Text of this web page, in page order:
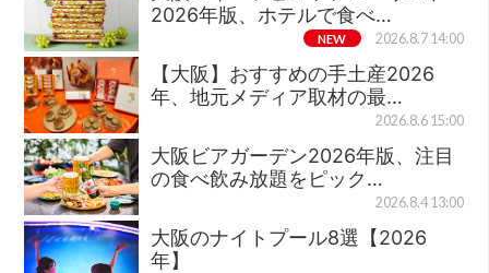
2026年版、ホテルで食べ…
NEW 2026.8.7 14:00
【大阪】おすすめの手土産2026
年、地元メディア取材の最…
2026.8.6 15:00
大阪ビアガーデン2026年版、注目
の食べ飲み放題をピック…
2026.8.4 13:00
大阪のナイトプール8選【2026
年】